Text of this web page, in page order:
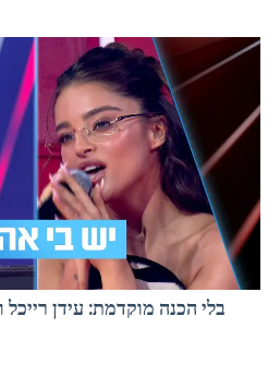
בלי הכנה מוקדמת: עידן